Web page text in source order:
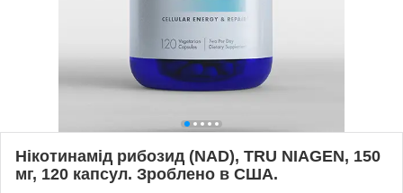
Нікотинамід рибозид (NAD), TRU NIAGEN, 150
мг, 120 капсул. Зроблено в США.